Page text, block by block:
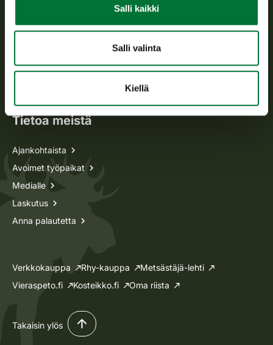
Salli kaikki
Salli valinta
Kiellä
Oma riista -asiat
Tietoa meistä
Ajankohtaista
Avoimet työpaikat
Medialle
Laskutus
Anna palautetta
Verkkokauppa Rhy-kauppa
Metsästäjä-lehti
Vieraspeto.fi
Kosteikko.fi Oma riista
Takaisin ylös